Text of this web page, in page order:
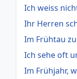
Ich weiss
Ihr Herren
Im Frühtau
Ich sehe oft
Im Frühjahr,